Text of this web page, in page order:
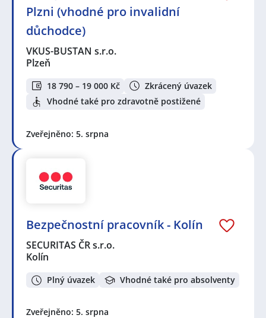
Plzni (vhodné pro invalidní
důchodce)
VKUS-BUSTAN s.r.o.
Plzeň
18 790 – 19 000 Kč
Zkrácený úvazek
Vhodné také pro zdravotně postižené
Zveřejněno: 5. srpna
Bezpečnostní pracovník - Kolín
SECURITAS ČR s.r.o.
Kolín
Plný úvazek Vhodné také pro absolventy
Zveřejněno: 5. srpna